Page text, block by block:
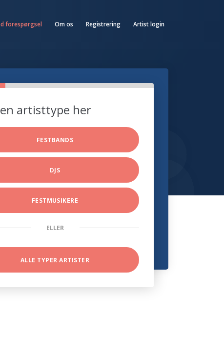
forespørgsel Om os Registrering Artist login
artisttype her
FESTBANDS
DJS
FESTMUSIKERE
ELLER
ALLE TYPER ARTISTER